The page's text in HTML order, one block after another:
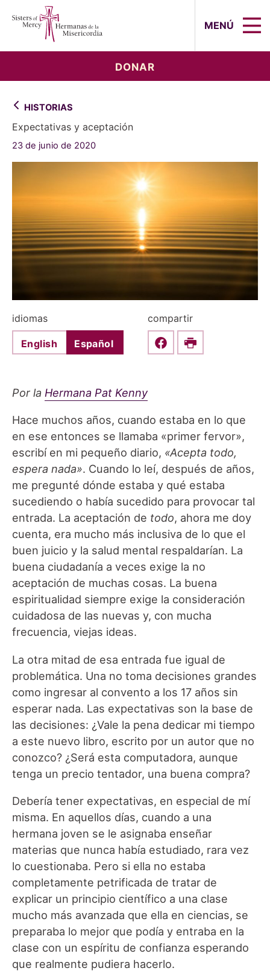
MENÚ
DONAR
HISTORIAS
Expectativas y aceptación
23 de junio de 2020
idiomas
English Español
compartir
Share this on Facebook
Print
Por la Hermana Pat Kenny
Hace muchos años, cuando estaba en lo que
en ese entonces se llamaba «primer fervor»,
escribí en mi pequeño diario, «Acepta todo,
espera nada». Cuando lo leí, después de años,
me pregunté dónde estaba y qué estaba
sucediendo o había sucedido para provocar tal
entrada. La aceptación de todo, ahora me doy
cuenta, era mucho más inclusiva de lo que el
buen juicio y la salud mental respaldarían. La
buena ciudadanía a veces exige la no
aceptación de muchas cosas. La buena
espiritualidad siempre exige la consideración
cuidadosa de las nuevas y, con mucha
frecuencia, viejas ideas.
La otra mitad de esa entrada fue igual de
problemática. Una no toma decisiones grandes
como ingresar al convento a los 17 años sin
esperar nada. Las expectativas son la base de
las decisiones: ¿Vale la pena dedicar mi tiempo
a este nuevo libro, escrito por un autor que no
conozco? ¿Será esta computadora, aunque
tenga un precio tentador, una buena compra?
Debería tener expectativas, en especial de mí
misma. En aquellos días, cuando a una
hermana joven se le asignaba enseñar
materias que nunca había estudiado, rara vez
lo cuestionaba. Pero si ella no estaba
completamente petrificada de tratar de
explicar un principio científico a una clase
mucho más avanzada que ella en ciencias, se
preparaba lo mejor que podía y entraba en la
clase con un espíritu de confianza esperando
que realmente pudiera hacerlo.